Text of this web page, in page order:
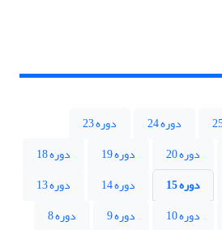
دوره 24
دوره 23
دوره 20 دوره 19
دوره 18
دوره 15 دوره 14
دوره 13
دوره 10 دوره 9
دوره 8